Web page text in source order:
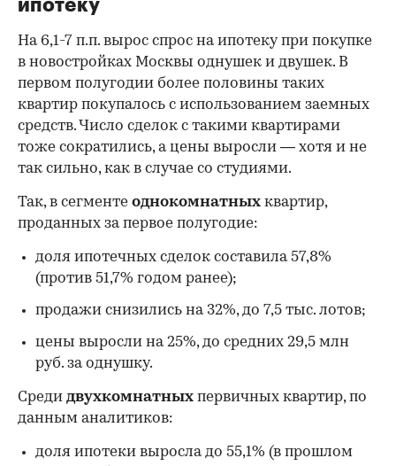
ипотеку
На 6,1-7 п.п. вырос спрос на ипотеку при покупке
в новостройках Москвы однушек и двушек. В
первом полугодии более половины таких
квартир покупалось с использованием заемных
средств. Число сделок с такими квартирами
тоже сократились, а цены выросли — хотя и не
так сильно, как в случае со студиями.
Так, в сегменте однокомнатных квартир,
проданных за первое полугодие:
доля ипотечных сделок составила 57,8%
(против 51,7% годом ранее);
продажи снизились на 32%, до 7,5 тыс. лотов;
цены выросли на 25%, до средних 29,5 млн
руб. за однушку.
Среди двухкомнатных первичных квартир, по
данным аналитиков:
доля ипотеки выросла до 55,1% (в прошлом